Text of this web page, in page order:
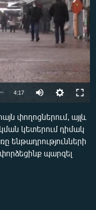
480p
available
4:17
360p
480p
փողոցներում, այլև
կետերում դիմակ
ենթադրությունների
պարզել